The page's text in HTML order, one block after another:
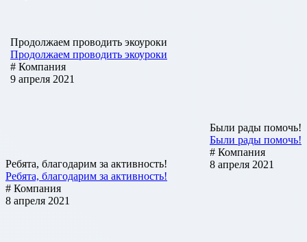
Продолжаем проводить экоуроки
Продолжаем проводить экоуроки
# Компания
9 апреля 2021
Были рады помочь!
Были рады помочь!
# Компания
8 апреля 2021
Ребята, благодарим за активность!
Ребята, благодарим за активность!
# Компания
8 апреля 2021